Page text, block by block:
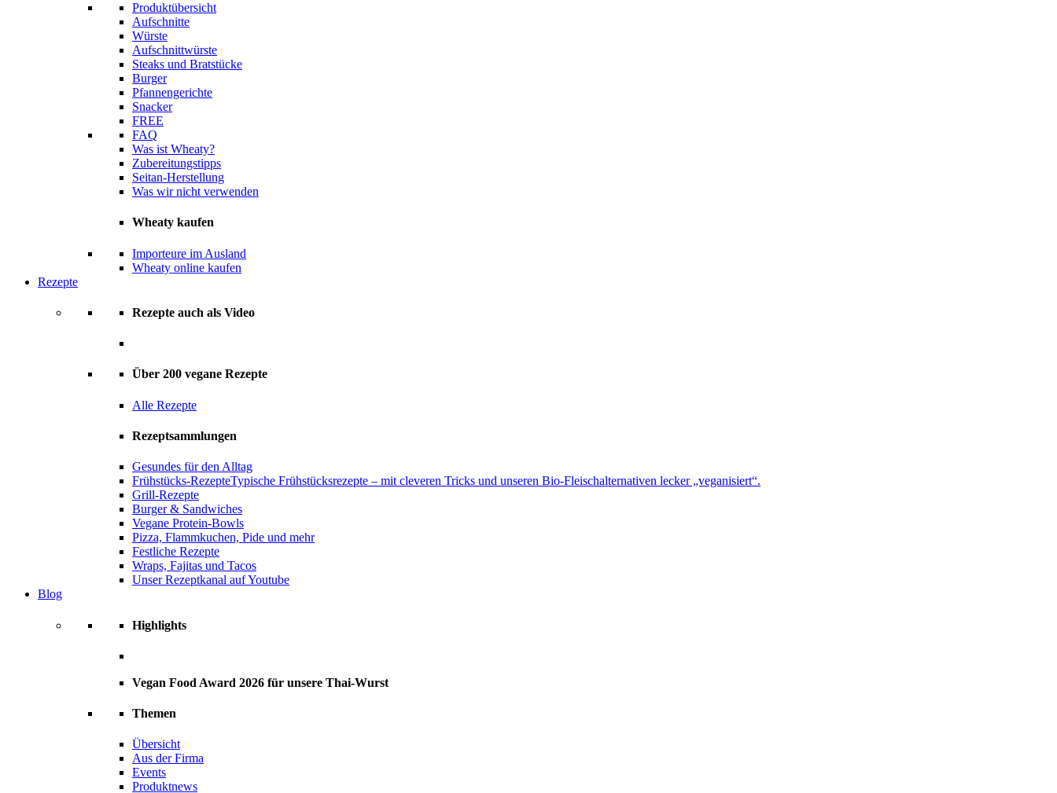
Produktübersicht
Aufschnitte
Würste
Aufschnittwürste
Steaks und Bratstücke
Burger
Pfannengerichte
Snacker
FREE
FAQ
Was ist Wheaty?
Zubereitungstipps
Seitan-Herstellung
Was wir nicht verwenden
Wheaty kaufen
Importeure im Ausland
Wheaty online kaufen
Rezepte
Rezepte auch als Video
Über 200 vegane Rezepte
Alle Rezepte
Rezeptsammlungen
Gesundes für den Alltag
Frühstücks-RezepteTypische Frühstücksrezepte – mit cleveren Tricks und unseren Bio-Fleischalternativen lecker „veganisiert“.
Grill-Rezepte
Burger & Sandwiches
Vegane Protein-Bowls
Pizza, Flammkuchen, Pide und mehr
Festliche Rezepte
Wraps, Fajitas und Tacos
Unser Rezeptkanal auf Youtube
Blog
Highlights
Vegan Food Award 2026 für unsere Thai-Wurst
Themen
Übersicht
Aus der Firma
Events
Produktnews